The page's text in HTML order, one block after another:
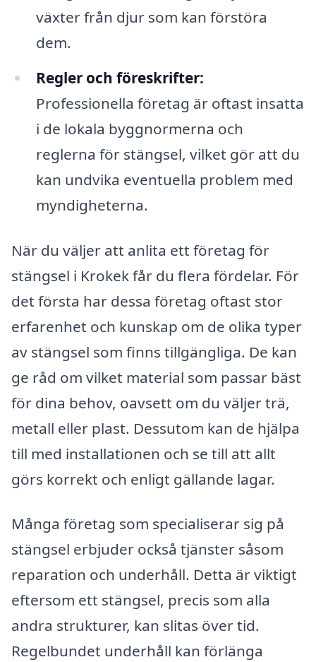
växter från djur som kan förstöra
dem.
Regler och föreskrifter:
Professionella företag är oftast insatta
i de lokala byggnormerna och
reglerna för stängsel, vilket gör att du
kan undvika eventuella problem med
myndigheterna.
När du väljer att anlita ett företag för
stängsel i Krokek får du flera fördelar. För
det första har dessa företag oftast stor
erfarenhet och kunskap om de olika typer
av stängsel som finns tillgängliga. De kan
ge råd om vilket material som passar bäst
för dina behov, oavsett om du väljer trä,
metall eller plast. Dessutom kan de hjälpa
till med installationen och se till att allt
görs korrekt och enligt gällande lagar.
Många företag som specialiserar sig på
stängsel erbjuder också tjänster såsom
reparation och underhåll. Detta är viktigt
eftersom ett stängsel, precis som alla
andra strukturer, kan slitas över tid.
Regelbundet underhåll kan förlänga